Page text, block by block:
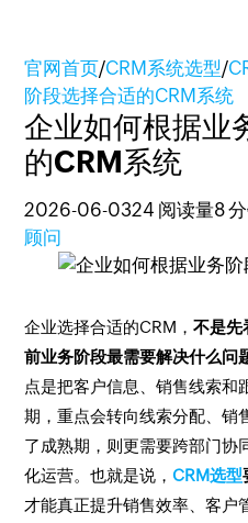
官网首页/CRM系统选型/
阶段选择合适的CRM系统
企业如何根据业
的CRM系统
2026-06-0324 阅读量8
顾问
企业选择合适的CRM，不是先
前业务阶段最需要解决什么问
点是把客户信息、销售线索和
期，重点会转向线索分配、销
了成熟期，则更需要跨部门协
化运营。也就是说，CRM选型
才能真正提升销售效率、客户